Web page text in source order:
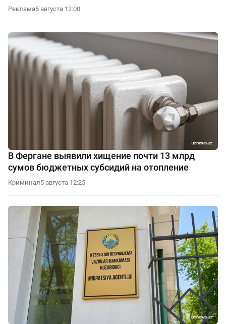
Реклама5 августа 12:00
В Фергане выявили хищение почти 13 млрд
сумов бюджетных субсидий на отопление
Криминал5 августа 12:25